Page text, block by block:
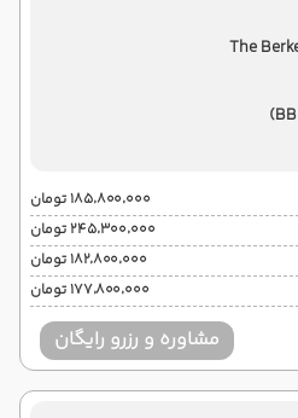
The
۱۸۵٬۸۰۰٬۰۰۰ تومان
۲۴۵٬۳۰۰٬۰۰۰ تومان
۱۸۲٬۸۰۰٬۰۰۰ تومان
۱۷۷٬۸۰۰٬۰۰۰ تومان
مشاوره و رزرو رایگان